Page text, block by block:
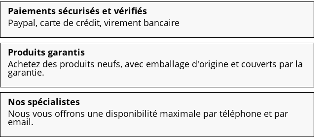
Paiements sécurisés et vérifiés
Paypal, carte de crédit, virement bancaire
Produits garantis
Achetez des produits neufs, avec emballage d'origine et couverts par la
garantie.
Nos spécialistes
Nous vous offrons une disponibilité maximale par téléphone et par
email.